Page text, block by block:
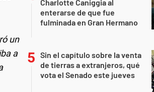
un
a
Charlotte Caniggia al
enterarse de que fue
fulminada en Gran Hermano
Sin el capítulo sobre la venta
de tierras a extranjeros, qué
vota el Senado este jueves